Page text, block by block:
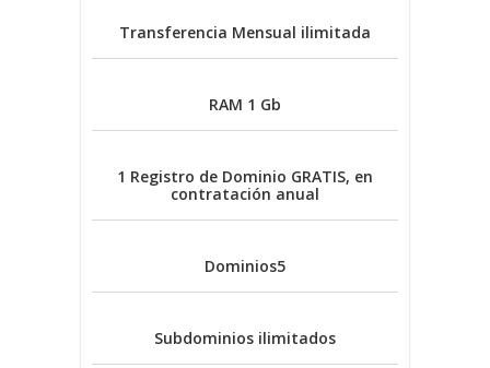
Transferencia Mensual ilimitada
RAM 1 Gb
1 Registro de Dominio GRATIS, en
contratación anual
Dominios5
Subdominios ilimitados